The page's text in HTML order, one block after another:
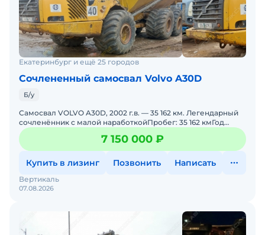
Екатеринбург и ещё 25 городов
Сочлененный самосвал Volvo A30D
Б/у
Самосвал VOLVO A30D, 2002 г.в. — 35 162 км. Легендарный
сочленённик с малой наработкойПробег: 35 162 кмГод
выпуска: 2002Тип: Сочленённый самосвал (6×
7 150 000 ₽
Купить в лизинг Позвонить Написать
07.08.2026
Вертикаль